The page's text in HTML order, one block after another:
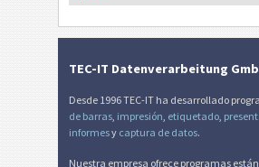
TEC-IT Datenverarbeitung
Desde 1996 TEC-IT ha desarrollado
de barras impresión etiquetado
informesy captura de datos.
Nuestra empresa ofrece programas